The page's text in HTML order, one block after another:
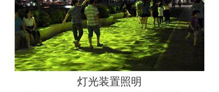
灯光装置照明